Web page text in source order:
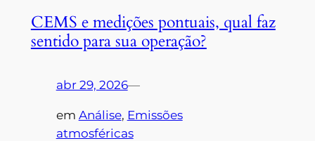
CEMS e medições pontuais, qual faz
sentido para sua operação?
abr 29, 2026—
em Análise, Emissões
atmosféricas